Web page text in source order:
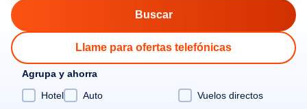
Llame para ofertas telefónicas
Agrupa y ahorra
Hotel
Auto Vuelos directos